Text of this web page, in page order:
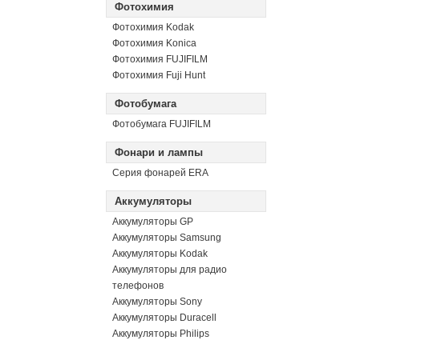
Фотохимия
Фотохимия Kodak
Фотохимия Konica
Фотохимия FUJIFILM
Фотохимия Fuji Hunt
Фотобумага
Фотобумага FUJIFILM
Фонари и лампы
Серия фонарей ERA
Аккумуляторы
Аккумуляторы GP
Аккумуляторы Samsung
Аккумуляторы Kodak
Аккумуляторы для радио
телефонов
Аккумуляторы Sony
Аккумуляторы Duracell
Аккумуляторы Philips